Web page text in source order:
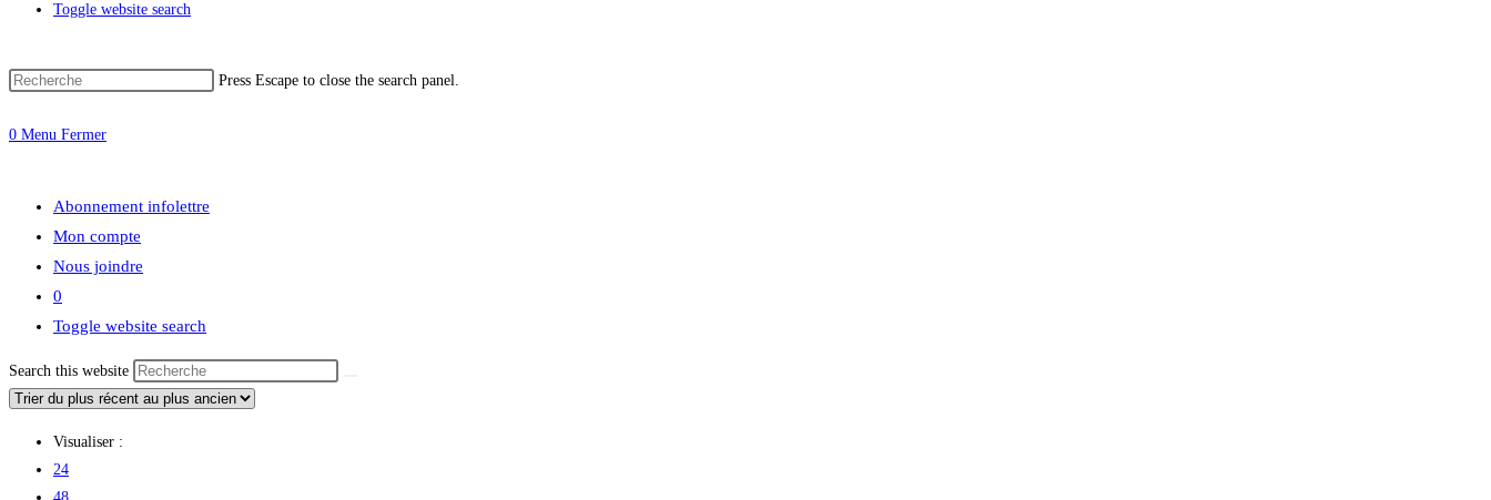
Toggle website search
Press Escape to close the search panel.
0 Menu Fermer
Abonnement infolettre
Mon compte
Nous joindre
0
Toggle website search
Search this website
Visualiser :
24